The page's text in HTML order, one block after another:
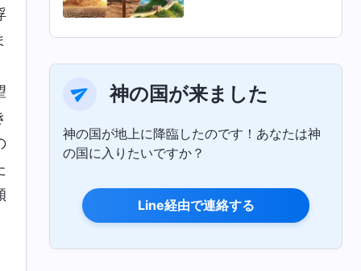
神の国が来ました
神の国が地上に降臨したのです！あなたは神
の国に入りたいですか？
Line経由で連絡する